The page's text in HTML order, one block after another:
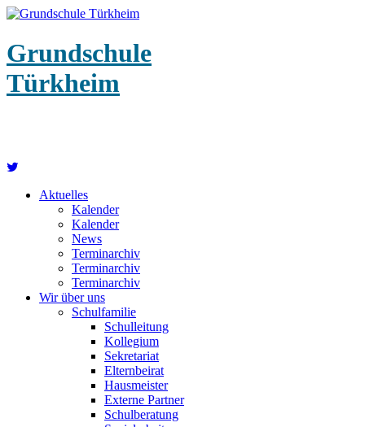
Grundschule
Türkheim
Aktuelles
Kalender
Kalender
News
Terminarchiv
Terminarchiv
Terminarchiv
Wir über uns
Schulfamilie
Schulleitung
Kollegium
Sekretariat
Elternbeirat
Hausmeister
Externe Partner
Schulberatung